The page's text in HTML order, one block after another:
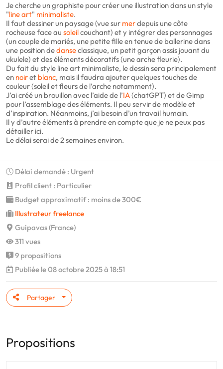
Je cherche un graphiste pour créer une illustration dans un style
"line art" minimaliste.
Il faut dessiner un paysage (vue sur merdepuis une côte
rocheuse face au soleilcouchant) et y intégrer des personnages
(un couple de mariés, une petite fille en tenue de ballerine dans
une position dedanseclassique, un petit garçon assis jouant du
ukulele) et des éléments décoratifs (une arche fleurie).
Du fait du style line art minimaliste, le dessin sera principalement
en noiret blanc, mais il faudra ajouter quelques touches de
couleur (soleil et fleurs de l’arche notamment).
J’ai créé un brouillon avec l’aide de l’IA(chatGPT) et de Gimp
pour l’assemblage des éléments. Il peu servir de modèle et
d’inspiration. Néanmoins, j’ai besoin d’un travail humain.
Il y d’autre éléments à prendre en compte que je ne peux pas
détailler ici.
Le délai serai de 2 semaines environ.
Délai demandé : Urgent
Profil client : Particulier
Budget approximatif : moins de 300€
Illustrateur freelance
Guipavas (France)
311 vues
9 propositions
Publiée le 08 octobre 2025 à 18:51
Partager
Propositions